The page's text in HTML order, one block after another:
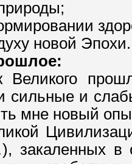
новой Эпохи.
сильные и
мне новый
закаленных в